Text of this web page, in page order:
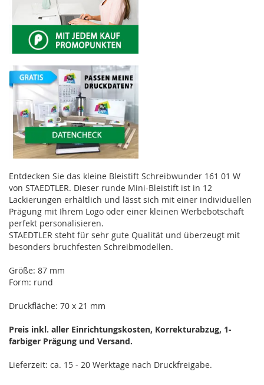
Entdecken Sie das kleine Bleistift Schreibwunder 161 01 W
von STAEDTLER. Dieser runde Mini-Bleistift ist in 12
Lackierungen erhältlich und lässt sich mit einer individuellen
Prägung mit Ihrem Logo oder einer kleinen Werbebotschaft
perfekt personalisieren.
STAEDTLER steht für sehr gute Qualität und überzeugt mit
besonders bruchfesten Schreibmodellen.
Größe: 87 mm
Form: rund
Druckfläche: 70 x 21 mm
Preis inkl. aller Einrichtungskosten, Korrekturabzug, 1-
farbiger Prägung und Versand.